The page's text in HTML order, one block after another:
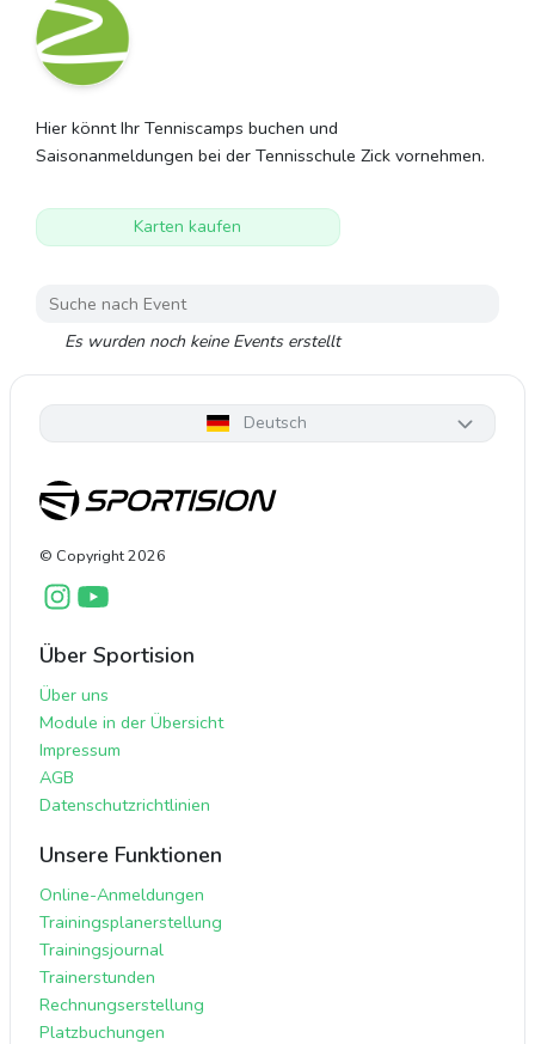
Hier könnt Ihr Tenniscamps buchen und
Saisonanmeldungen bei der Tennisschule Zick vornehmen.
Karten kaufen
Es wurden noch keine Events erstellt
Deutsch
© Copyright2026
Über Sportision
Über uns
Module in der Übersicht
Impressum
AGB
Datenschutzrichtlinien
Unsere Funktionen
Online-Anmeldungen
Trainingsplanerstellung
Trainingsjournal
Trainerstunden
Rechnungserstellung
Platzbuchungen